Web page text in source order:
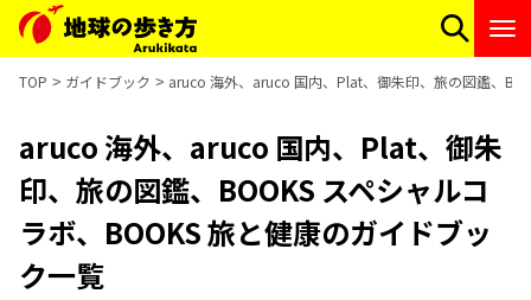
TOP ガイドブック aruco 海外、aruco 国内、Plat、御朱印、旅の図鑑、
aruco 海外、aruco 国内、Plat、御朱
印、旅の図鑑、BOOKS スペシャルコ
ラボ、BOOKS 旅と健康のガイドブッ
ク一覧